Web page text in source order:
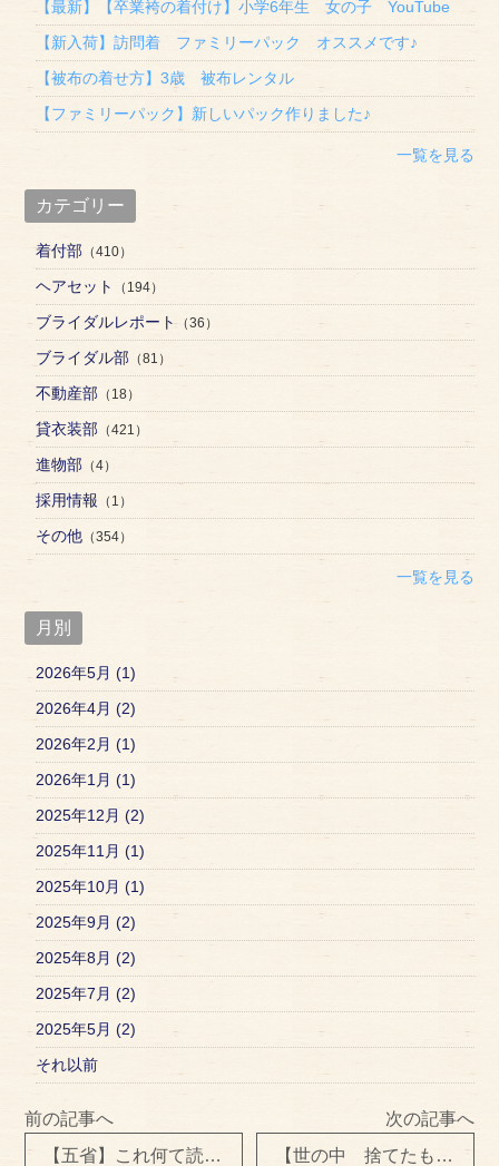
【最新】【卒業袴の着付け】小学6年生 女の子 YouTube
【新入荷】訪問着 ファミリーパック オススメです♪
【被布の着せ方】3歳 被布レンタル
【ファミリーパック】新しいパック作りました♪
一覧を見る
カテゴリー
着付部 （410）
ヘアセット （194）
ブライダルレポート （36）
ブライダル部 （81）
不動産部 （18）
貸衣装部 （421）
進物部 （4）
採用情報 （1）
その他 （354）
一覧を見る
月別
2026年5月 (1)
2026年4月 (2)
2026年2月 (1)
2026年1月 (1)
2025年12月 (2)
2025年11月 (1)
2025年10月 (1)
2025年9月 (2)
2025年8月 (2)
2025年7月 (2)
2025年5月 (2)
それ以前
前の記事へ
【五省】これ何て読むかわかりますか？
次の記事へ
【世の中 捨てたもんじゃないですよ】